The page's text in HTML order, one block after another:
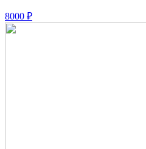
8000 ₽